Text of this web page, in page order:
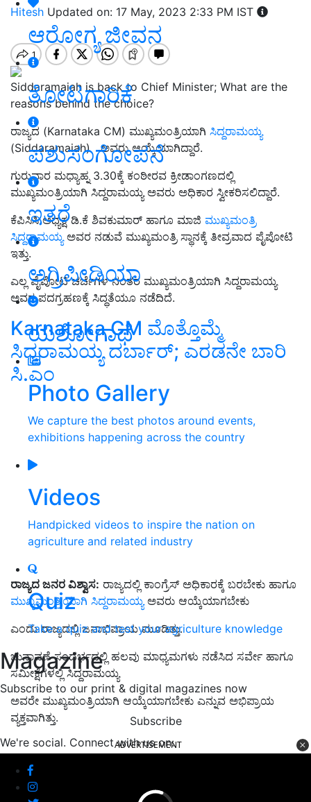
ಆರೋಗ್ಯ ಜೀವನ
ತೋಟಗಾರಿಕೆ
ಪಶುಸಂಗೋಪನೆ
ಇತರೆ
ಅಗ್ರಿಪೀಡಿಯಾ
ಯಶೋಗಾಥೆ
Photo Gallery
We capture the best photos around events,
exhibitions happening across the country
Videos
Handpicked videos to inspire the nation on
agriculture and related industry
Quiz
Take a quiz and test your agriculture knowledge
Magazine
Subscribe to our print & digital magazines now
Subscribe
We're social. Connect with us on:
Hitesh Updated on: 17 May, 2023 2:33 PM IST
Siddaramaiah is back to Chief Minister; What are the
reasons behind the choice?
ರಾಜ್ಯದ (Karnataka CM) ಮುಖ್ಯಮಂತ್ರಿಯಾಗಿ ಸಿದ್ದರಾಮಯ್ಯ
(Siddaramaiah) ಅವರು ಆಯ್ಕೆಯಾಗಿದ್ದಾರೆ.
ಗುರುವಾರ ಮಧ್ಯಾಹ್ನ 3.30ಕ್ಕೆ ಕಂಠೀರವ ಕ್ರೀಡಾಂಗಣದಲ್ಲಿ
ಮುಖ್ಯಮಂತ್ರಿಯಾಗಿ ಸಿದ್ದರಾಮಯ್ಯ ಅವರು ಅಧಿಕಾರ ಸ್ವೀಕರಿಸಲಿದ್ದಾರೆ.
ಕೆಪಿಸಿಸಿ ಅಧ್ಯಕ್ಷ ಡಿ.ಕೆ ಶಿವಕುಮಾರ್‌ ಹಾಗೂ ಮಾಜಿ ಮುಖ್ಯಮಂತ್ರಿ
ಸಿದ್ದರಾಮಯ್ಯಅವರ ನಡುವೆ ಮುಖ್ಯಮಂತ್ರಿ ಸ್ಥಾನಕ್ಕೆ ತೀವ್ರವಾದ ಪೈಪೋಟಿ
ಇತ್ತು.
ಎಲ್ಲ ಪೈಪೋಟಿ ಚರ್ಚೆಗಳ ನಂತರ ಮುಖ್ಯಮಂತ್ರಿಯಾಗಿ ಸಿದ್ದರಾಮಯ್ಯ
ಅವರ ಪದಗ್ರಹಣಕ್ಕೆ ಸಿದ್ಧತೆಯೂ ನಡೆದಿದೆ.
Karnataka CM ಮೊತ್ತೊಮ್ಮೆ
ಸಿದ್ದರಾಮಯ್ಯ ದರ್ಬಾರ್‌; ಎರಡನೇ ಬಾರಿ
ಸಿ.ಎಂ
ರಾಜ್ಯದ ಜನರ ವಿಶ್ವಾಸ: ರಾಜ್ಯದಲ್ಲಿ ಕಾಂಗ್ರೆಸ್‌ ಅಧಿಕಾರಕ್ಕೆ ಬರಬೇಕು ಹಾಗೂ
ಮುಖ್ಯಮಂತ್ರಿಯಾಗಿ ಸಿದ್ದರಾಮಯ್ಯಅವರು ಆಯ್ಕೆಯಾಗಬೇಕು
ಎಂದು ರಾಜ್ಯದಲ್ಲಿ ಜನಾಭಿಪ್ರಾಯ ಮೂಡಿತ್ತು.
ಚುನಾವಣೆ ಸಂದರ್ಭದಲ್ಲಿ ಹಲವು ಮಾಧ್ಯಮಗಳು ನಡೆಸಿದ ಸರ್ವೇ ಹಾಗೂ
ಸಮೀಕ್ಷೆಗಳಲ್ಲಿ ಸಿದ್ದರಾಮಯ್ಯ
ಅವರೇ ಮುಖ್ಯಮಂತ್ರಿಯಾಗಿ ಆಯ್ಕೆಯಾಗಬೇಕು ಎನ್ನುವ ಅಭಿಪ್ರಾಯ
ವ್ಯಕ್ತವಾಗಿತ್ತು.
ADVERTISEMENT